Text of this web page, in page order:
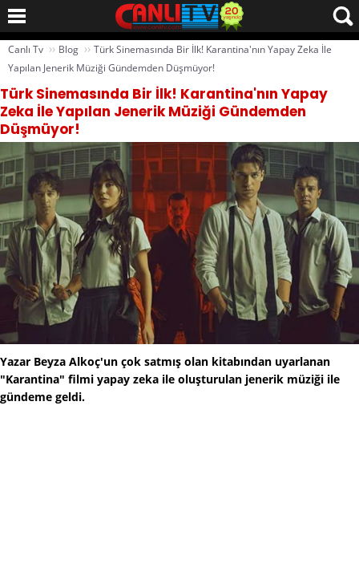
Canlı Tv ›› Blog ›› Türk Sinemasında Bir İlk! Karantina'nın Yapay Zeka İle
Yapılan Jenerik Müziği Gündemden Düşmüyor!
Türk Sinemasında Bir İlk! Karantina'nın Yapay
Zeka İle Yapılan Jenerik Müziği Gündemden
Düşmüyor!
Yazar Beyza Alkoç'un çok satmış olan kitabından uyarlanan
"Karantina" filmi yapay zeka ile oluşturulan jenerik müziği ile
gündeme geldi.